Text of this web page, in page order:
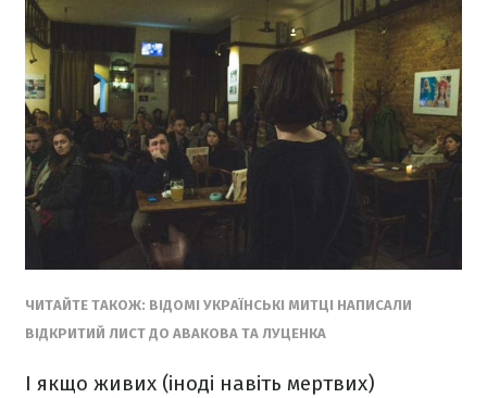
ЧИТАЙТЕ ТАКОЖ: ВІДОМІ УКРАЇНСЬКІ МИТЦІ НАПИСАЛИ
ВІДКРИТИЙ ЛИСТ ДО АВАКОВА ТА ЛУЦЕНКА
І якщо живих (іноді навіть мертвих)